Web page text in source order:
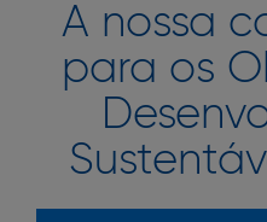
A nossa
para os